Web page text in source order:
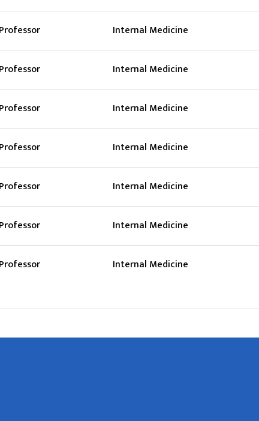
Internal Medicine
Internal Medicine
Internal Medicine
Internal Medicine
Internal Medicine
Internal Medicine
Internal Medicine